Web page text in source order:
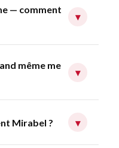
— comment
▾
même me
▾
Mirabel ? ▾